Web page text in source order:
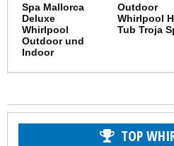
Spa Mallorca
Deluxe
Whirlpool
Outdoor und
Indoor
Outdoor
Whirlpool
Tub Troja
TOP